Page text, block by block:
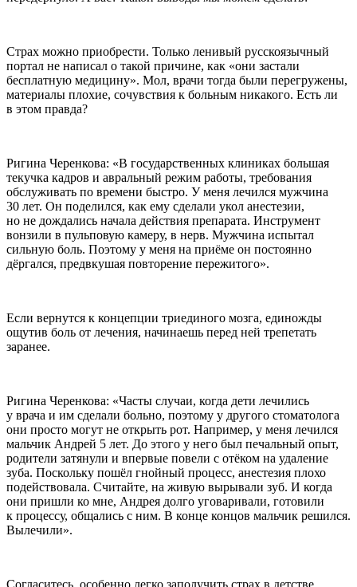
Страх можно приобрести. Только ленивый русскоязычный
портал не написал о такой причине, как «они застали
бесплатную медицину». Мол, врачи тогда были перегружены,
материалы плохие, сочувствия к больным никакого. Есть ли
в этом правда?
Ригина Черенкова: «В государственных клиниках большая
текучка кадров и авральный режим работы, требования
обслуживать по времени быстро. У меня лечился мужчина
30 лет. Он поделился, как ему сделали укол анестезии,
но не дождались начала действия препарата. Инструмент
вонзили в пульповую камеру, в нерв. Мужчина испытал
сильную боль. Поэтому у меня на приёме он постоянно
дёргался, предвкушая повторение пережитого».
Если вернутся к концепции триединого мозга, единожды
ощутив боль от лечения, начинаешь перед ней трепетать
заранее.
Ригина Черенкова: «Часты случаи, когда дети лечились
у врача и им сделали больно, поэтому у другого стоматолога
они просто могут не открыть рот. Например, у меня лечился
мальчик Андрей 5 лет. До этого у него был печальный опыт,
родители затянули и впервые повели с отёком на удаление
зуба. Поскольку пошёл гнойный процесс, анестезия плохо
подействовала. Считайте, на живую вырывали зуб. И когда
они пришли ко мне, Андрея долго уговаривали, готовили
к процессу, общались с ним. В конце концов мальчик решился.
Вылечили».
Согласитесь, особенно легко заполучить страх в детстве.